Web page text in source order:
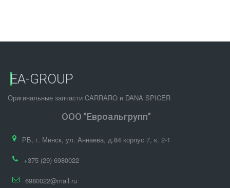
EA-GROUP
Оригинальные запчасти CARRARO и DANA SPICER
ООО "Евроальгрупп"
РБ, г. Минск, ул. Аннаева, д.84 корпус 7, к. 2-1
+375 (29) 6980022
6980022@mail.ru